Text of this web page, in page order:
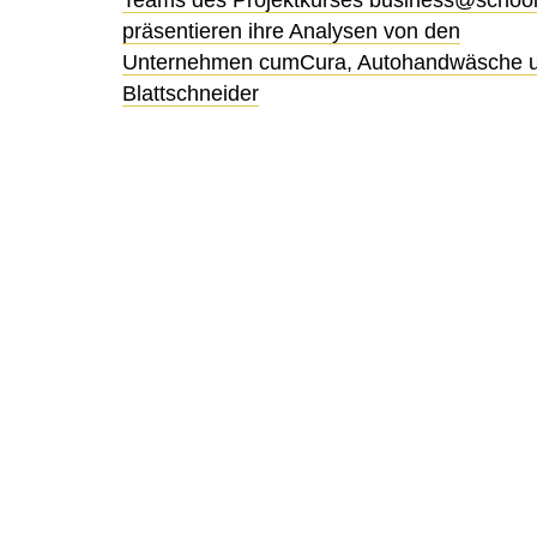
präsentieren ihre Analysen von den
Unternehmen cumCura, Autohandwäsche
Blattschneider